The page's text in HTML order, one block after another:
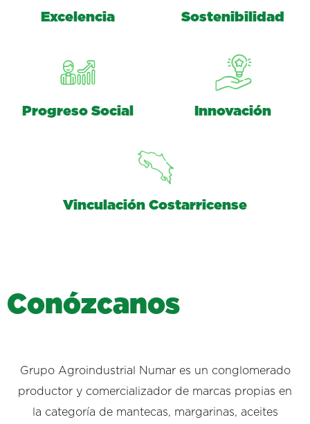
Excelencia Sostenibilidad
Progreso Social Innovación
Vinculación Costarricense
Conózcanos
Grupo Agroindustrial Numar es un conglomerado
productor y comercializador de marcas propias en
la categoría de mantecas, margarinas, aceites